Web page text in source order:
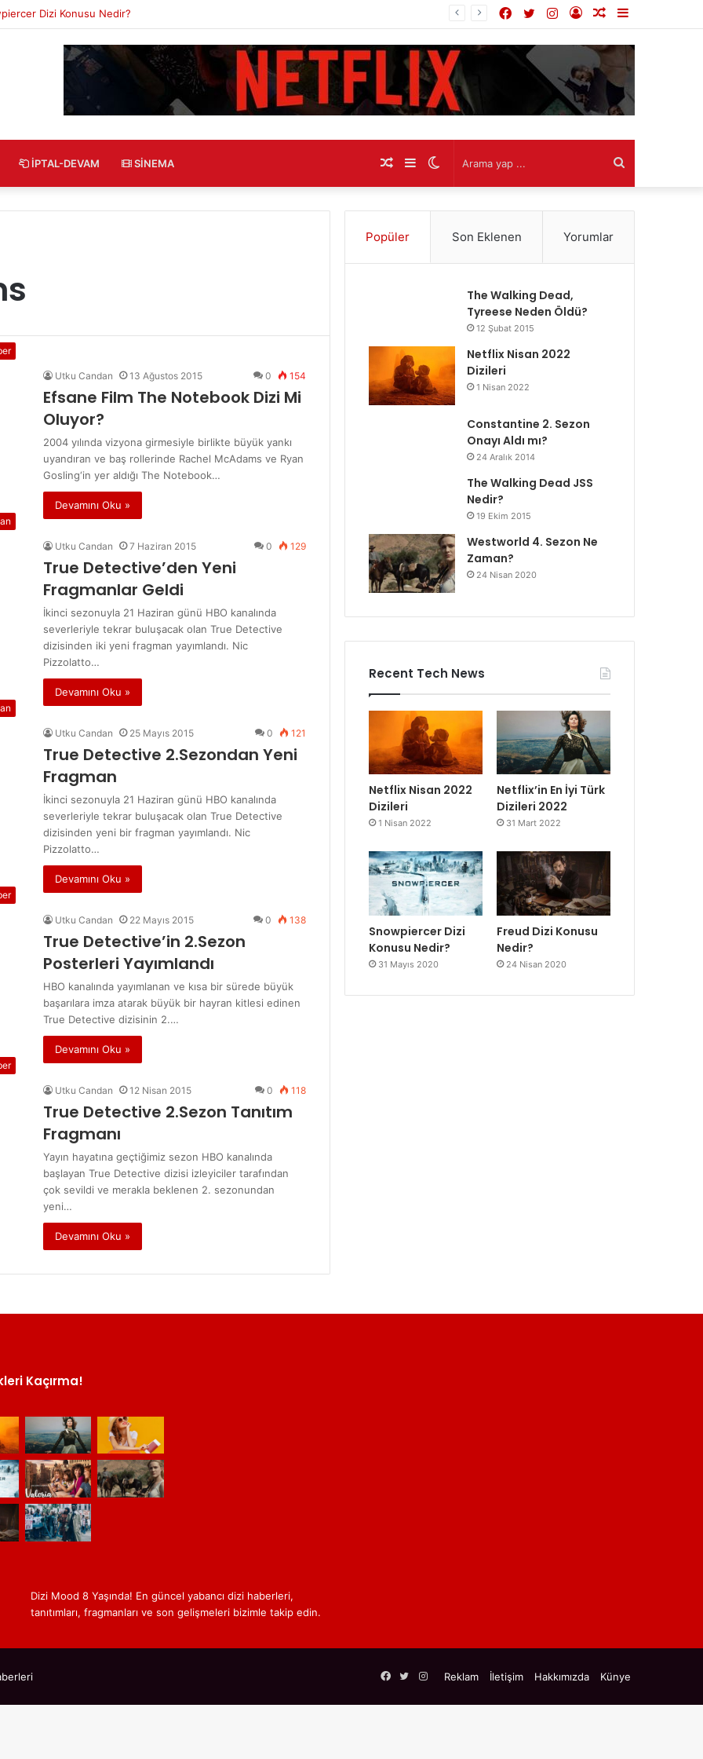
Dizi Konusu Nedir?
Bölmesi
Rastgele
Makale
Kayıt
Ol
Instagram
Twitter
Facebook
İPTAL-DEVAM SINEMA
yap
görünümü
Kenar
Bölmesi
Rastgele
Makale
Utku Candan 13 Ağustos 2015 0 154
Efsane Film The Notebook Dizi Mi
Oluyor?
2004 yılında vizyona girmesiyle birlikte büyük yankı
uyandıran ve baş rollerinde Rachel McAdams ve Ryan
Gosling‘in yer aldığı The Notebook…
Devamını Oku »
Utku Candan 7 Haziran 2015 0 129
True Detective’den Yeni
Fragmanlar Geldi
İkinci sezonuyla 21 Haziran günü HBO kanalında
severleriyle tekrar buluşacak olan True Detective
dizisinden iki yeni fragman yayımlandı. Nic
Pizzolatto…
Devamını Oku »
Utku Candan 25 Mayıs 2015 0 121
True Detective 2.Sezondan Yeni
Fragman
İkinci sezonuyla 21 Haziran günü HBO kanalında
severleriyle tekrar buluşacak olan True Detective
dizisinden yeni bir fragman yayımlandı. Nic
Pizzolatto…
Devamını Oku »
Utku Candan 22 Mayıs 2015 0 138
True Detective’in 2.Sezon
Posterleri Yayımlandı
HBO kanalında yayımlanan ve kısa bir sürede büyük
başarılara imza atarak büyük bir hayran kitlesi edinen
True Detective dizisinin 2.…
Devamını Oku »
Utku Candan 12 Nisan 2015 0 118
True Detective 2.Sezon Tanıtım
Fragmanı
Yayın hayatına geçtiğimiz sezon HBO kanalında
başlayan True Detective dizisi izleyiciler tarafından
çok sevildi ve merakla beklenen 2. sezonundan
yeni…
Devamını Oku »
Popüler Son Eklenen Yorumlar
The Walking Dead,
Tyreese Neden Öldü?
12 Şubat 2015
Netflix Nisan 2022
Dizileri
1 Nisan 2022
Constantine 2. Sezon
Onayı Aldı mı?
24 Aralık 2014
The Walking Dead JSS
Nedir?
19 Ekim 2015
Westworld 4. Sezon Ne
Zaman?
24 Nisan 2020
Recent Tech News
Netflix Nisan 2022
Dizileri
1 Nisan 2022
Netflix’in En İyi Türk
Dizileri 2022
31 Mart 2022
Snowpiercer Dizi
Konusu Nedir?
31 Mayıs 2020
Freud Dizi Konusu
Nedir?
24 Nisan 2020
Kaçırma!
Dizi Mood 8 Yaşında! En güncel yabancı dizi haberleri,
tanıtımları, fragmanları ve son gelişmeleri bizimle takip edin.
Reklam İletişim Hakkımızda Künye
Facebook
TwitterInstagram